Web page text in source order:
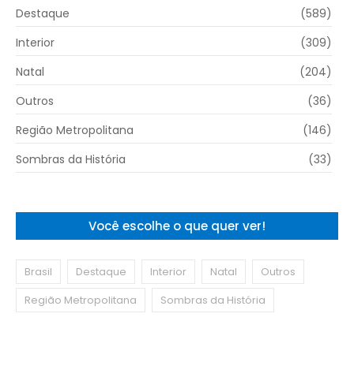
Destaque
(589)
Interior
(309)
Natal
(204)
Outros
(36)
Região Metropolitana
(146)
Sombras da História
(33)
Você escolhe o que quer ver!
Brasil Destaque Interior Natal
Outros
Região Metropolitana
Sombras da História